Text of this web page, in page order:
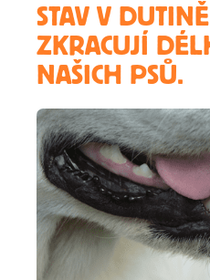
STAV V
ZKRACUJÍ
NAŠICH PSŮ.